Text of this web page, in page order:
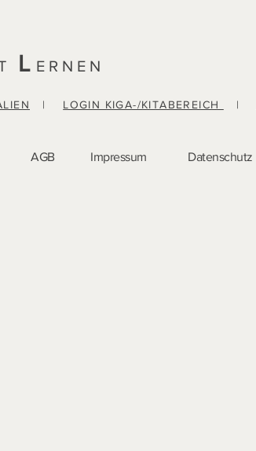
L ERNEN
| LOGIN KIGA-/KITABEREICH |
AGB Impressum Datenschutz